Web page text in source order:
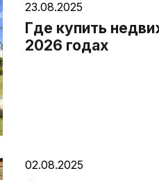
23.08.2025
Где купить
2026 годах
02.08.2025